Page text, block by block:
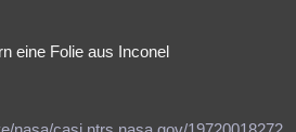
eine Folie aus Inconel